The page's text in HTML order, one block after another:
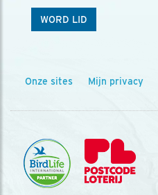
WORD LID
Onze sites Mijn privacy